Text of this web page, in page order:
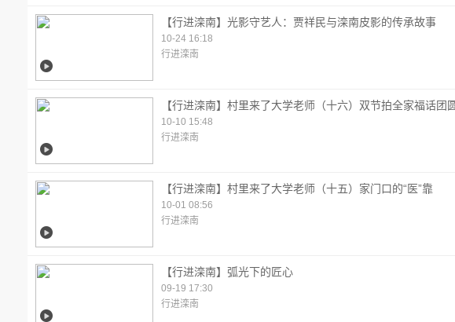
【行进滦南】光影守艺人：贾祥民与滦南皮影的传承故事
10-24 16:18
行进滦南
【行进滦南】村里来了大学老师（十六）双节拍全家福话团
10-10 15:48
行进滦南
【行进滦南】村里来了大学老师（十五）家门口的“医”靠
10-01 08:56
行进滦南
【行进滦南】弧光下的匠心
09-19 17:30
行进滦南